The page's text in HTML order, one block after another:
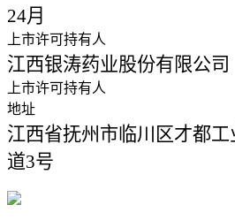
24月
上市许可持有人
江西银涛药业股份有限公司
上市许可持有人
地址
江西省抚州市临川区才都工
道3号